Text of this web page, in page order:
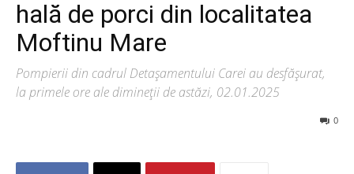
hală de porci din localitatea
Moftinu Mare
Pompierii din cadrul Detașamentului Carei au desfășurat,
la primele ore ale dimineții de astăzi, 02.01.2025
0